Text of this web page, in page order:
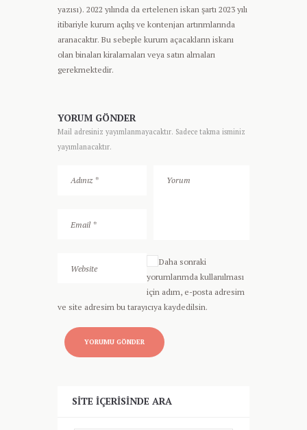
yazısı). 2022 yılında da ertelenen iskan şartı 2023 yılı
itibariyle kurum açılış ve kontenjan artırımlarında
aranacaktır. Bu sebeple kurum açacakların iskanı
olan binaları kiralamaları veya satın almaları
gerekmektedir.
YORUM GÖNDER
Mail adresiniz yayımlanmayacaktır. Sadece takma isminiz
yayımlanacaktır.
Daha sonraki
yorumlarımda kullanılması
için adım, e-posta adresim
ve site adresim bu tarayıcıya kaydedilsin.
SITE İÇERISINDE ARA